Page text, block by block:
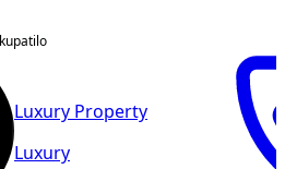
kupatilo
Luxury Property
Luxury